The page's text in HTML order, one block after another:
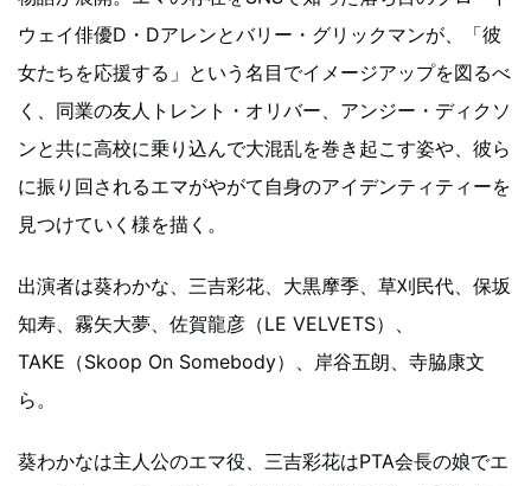
ウェイ俳優D・Dアレンとバリー・グリックマンが、「彼
女たちを応援する」という名目でイメージアップを図るべ
く、同業の友人トレント・オリバー、アンジー・ディクソ
ンと共に高校に乗り込んで大混乱を巻き起こす姿や、彼ら
に振り回されるエマがやがて自身のアイデンティティーを
見つけていく様を描く。
出演者は葵わかな、三吉彩花、大黒摩季、草刈民代、保坂
知寿、霧矢大夢、佐賀龍彦（LE VELVETS）、
TAKE（Skoop On Somebody）、岸谷五朗、寺脇康文
ら。
葵わかなは主人公のエマ役、三吉彩花はPTA会長の娘でエ